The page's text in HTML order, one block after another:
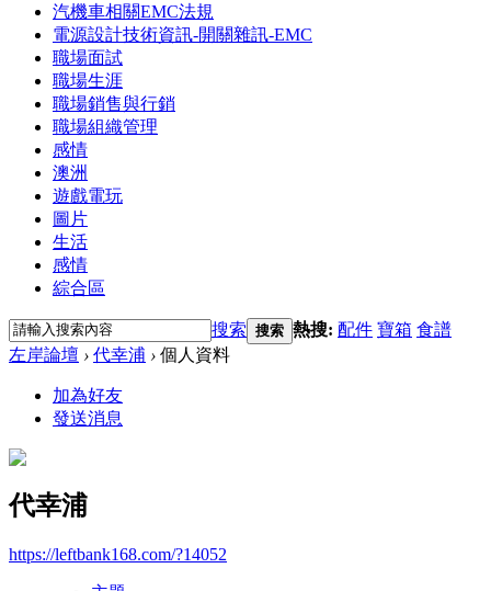
汽機車相關EMC法規
電源設計技術資訊-開關雜訊-EMC
職場面試
職場生涯
職場銷售與行銷
職場組織管理
感情
澳洲
遊戲電玩
圖片
生活
感情
綜合區
搜索 搜索 熱搜: 配件 寶箱 食譜
左岸論壇 › 代幸浦 › 個人資料
加為好友
發送消息
代幸浦
https://leftbank168.com/?14052